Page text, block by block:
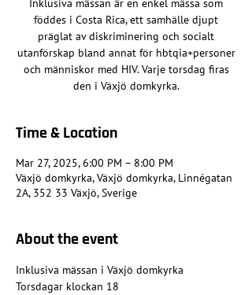
Inklusiva mässan är en enkel mässa som
föddes i Costa Rica, ett samhälle djupt
präglat av diskriminering och socialt
utanförskap bland annat för hbtqia+personer
och människor med HIV. Varje torsdag firas
den i Växjö domkyrka.
Time & Location
Mar 27, 2025, 6:00 PM – 8:00 PM
Växjö domkyrka, Växjö domkyrka, Linnégatan
2A, 352 33 Växjö, Sverige
About the event
Inklusiva mässan i Växjö domkyrka
Torsdagar klockan 18